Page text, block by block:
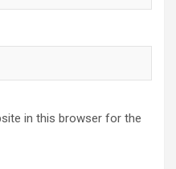
in this browser for the